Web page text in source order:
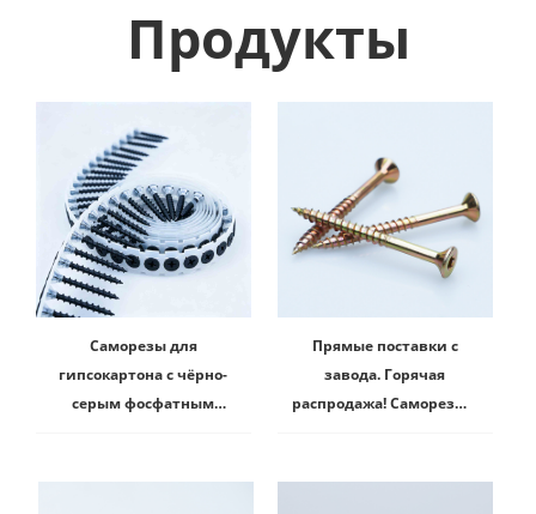
Продукты
Саморезы для
гипсокартона с чёрно-
серым фосфатным
Прямые поставки с
завода. Горячая
распродажа! Саморезы с